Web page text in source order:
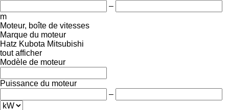
–
m
Moteur, boîte de vitesses
Marque du moteur
Hatz Kubota Mitsubishi
tout afficher
Modèle de moteur
Puissance du moteur
–